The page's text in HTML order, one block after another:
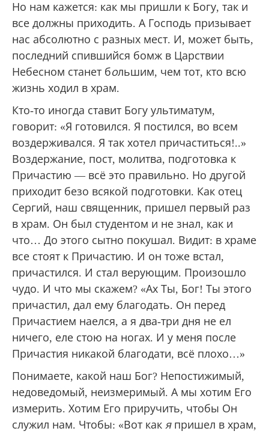
Но нам кажется: как мы пришли к Богу, так и
все должны приходить. А Господь призывает
нас абсолютно с разных мест. И, может быть,
последний спившийся бомж в Царствии
Небесном станет большим, чем тот, кто всю
жизнь ходил в храм.
Кто-то иногда ставит Богу ультиматум,
говорит: «Я готовился. Я постился, во всем
воздерживался. Я так хотел причаститься!..»
Воздержание, пост, молитва, подготовка к
Причастию — всё это правильно. Но другой
приходит безо всякой подготовки. Как отец
Сергий, наш священник, пришел первый раз
в храм. Он был студентом и не знал, как и
что… До этого сытно покушал. Видит: в храме
все стоят к Причастию. И он тоже встал,
причастился. И стал верующим. Произошло
чудо. И что мы скажем? «Ах Ты, Бог! Ты этого
причастил, дал ему благодать. Он перед
Причастием наелся, а я два-три дня не ел
ничего, еле стою на ногах. И у меня после
Причастия никакой благодати, всё плохо…»
Понимаете, какой наш Бог? Непостижимый,
недоведомый, неизмеримый. А мы хотим Его
измерить. Хотим Его приручить, чтобы Он
служил нам. Чтобы: «Вот как япришел в храм,